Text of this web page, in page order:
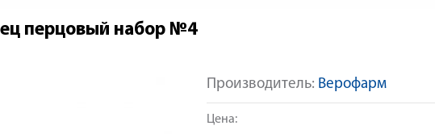
перцовый набор №4
Производитель: Верофарм
Цена: